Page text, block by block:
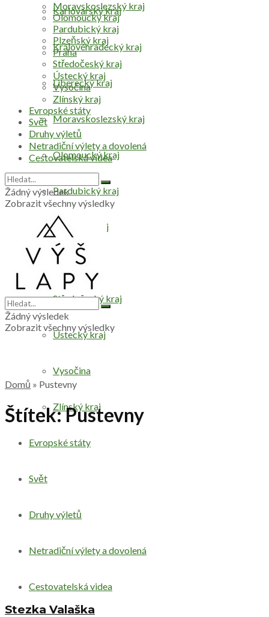
Karlovarský kraj
Královéhradecký kraj
Liberecký kraj
Moravskoslezský kraj
Olomoucký kraj
Pardubický kraj
Plzeňský kraj
Praha
Středočeský kraj
Ústecký kraj
Vysočina
Zlínský kraj
Evropské státy
Svět
Druhy výletů
Netradiční výlety a dovolená
Cestovatelská videa
Moravskoslezský kraj
Olomoucký kraj
Pardubický kraj
Plzeňský kraj
Praha
Středočeský kraj
Ústecký kraj
Vysočina
Zlínský kraj
Evropské státy
Svět
Druhy výletů
Netradiční výlety a dovolená
Cestovatelská videa
Žádný výsledek
Zobrazit všechny výsledky
Žádný výsledek
Zobrazit všechny výsledky
Domů » Pustevny
Štítek:Pustevny
Stezka Valaška